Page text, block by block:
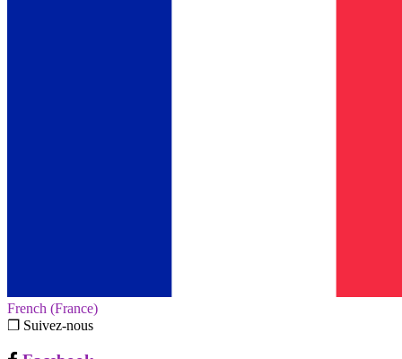
French (France)‎
❐ Suivez-nous